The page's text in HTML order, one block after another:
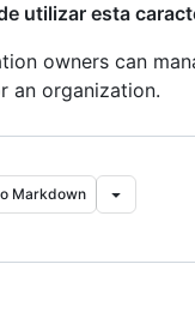
utilizar esta
owners can
an organization.
Markdown